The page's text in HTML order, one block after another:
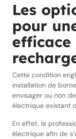
Les
pour
Cette condition
installation de
envisager ou non
électrique existant
En effet, le
électrique afin de